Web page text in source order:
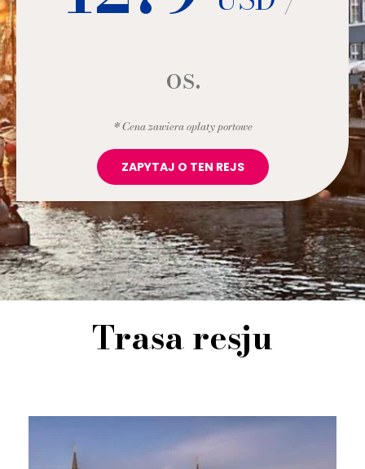
os.
* Cena zawiera opłaty portowe
ZAPYTAJ O TEN REJS
Trasa resju